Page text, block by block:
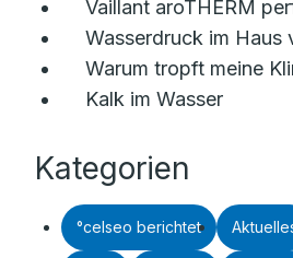
Vaillant aroTHERM
Wasserdruck im Haus
Warum tropft meine
Kalk im Wasser
Kategorien
°celseo berichtet